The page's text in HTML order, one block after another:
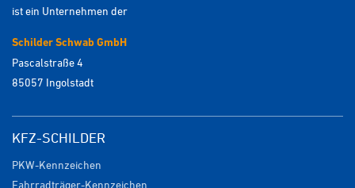
ist ein Unternehmen der
Schilder Schwab GmbH
Pascalstraße 4
85057 Ingolstadt
KFZ-SCHILDER
PKW-Kennzeichen
Fahrradträger-Kennzeichen